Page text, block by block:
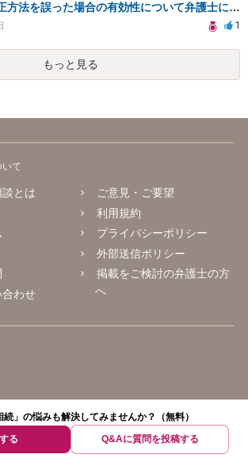
遺言書の訂正方法を誤った場合の有効性について弁護士に相談
1
もっと見る
」の悩みも解決してみませんか？（無料）
る
Q&Aに質問を投稿する
いて
とは
わせ
ご意見・ご要望
利用規約
プライバシーポリシー
外部送信ポリシー
掲載をご検討の弁護士の方
へ